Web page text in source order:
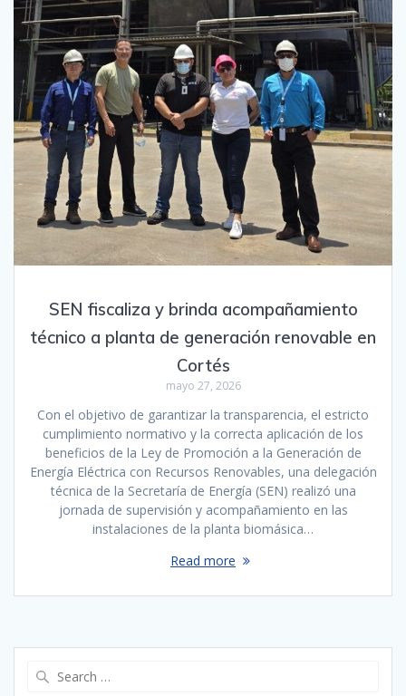
SEN fiscaliza y brinda acompañamiento
técnico a planta de generación renovable en
Cortés
mayo 27, 2026
Con el objetivo de garantizar la transparencia, el estricto
cumplimiento normativo y la correcta aplicación de los
beneficios de la Ley de Promoción a la Generación de
Energía Eléctrica con Recursos Renovables, una delegación
técnica de la Secretaría de Energía (SEN) realizó una
jornada de supervisión y acompañamiento en las
instalaciones de la planta biomásica…
Read more